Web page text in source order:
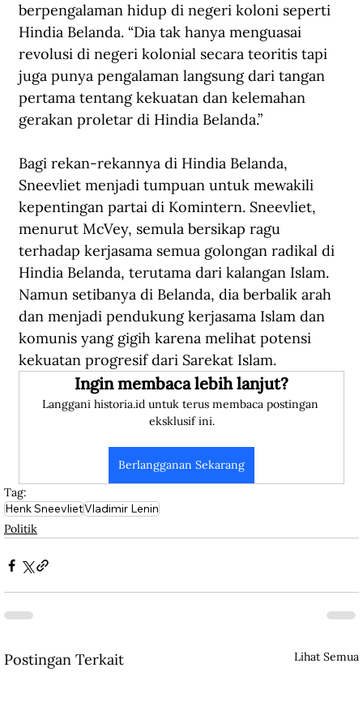
berpengalaman hidup di negeri koloni seperti
Hindia Belanda. “Dia tak hanya menguasai
revolusi di negeri kolonial secara teoritis tapi
juga punya pengalaman langsung dari tangan
pertama tentang kekuatan dan kelemahan
gerakan proletar di Hindia Belanda.”
Bagi rekan-rekannya di Hindia Belanda,
Sneevliet menjadi tumpuan untuk mewakili
kepentingan partai di Komintern. Sneevliet,
menurut McVey, semula bersikap ragu
terhadap kerjasama semua golongan radikal di
Hindia Belanda, terutama dari kalangan Islam.
Namun setibanya di Belanda, dia berbalik arah
dan menjadi pendukung kerjasama Islam dan
komunis yang gigih karena melihat potensi
kekuatan progresif dari Sarekat Islam.
Ingin membaca lebih lanjut?
Langgani historia.id untuk terus membaca postingan
eksklusif ini.
Berlangganan Sekarang
Tag:
Henk SneevlietVladimir Lenin
Politik
Postingan Terkait Lihat Semua